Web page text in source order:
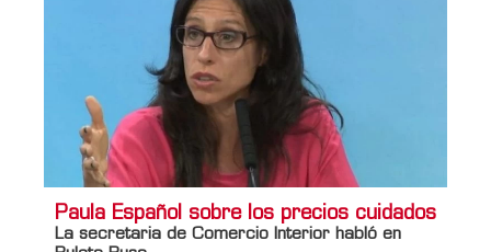
Paula Español sobre los precios cuidados
La secretaria de Comercio Interior habló en